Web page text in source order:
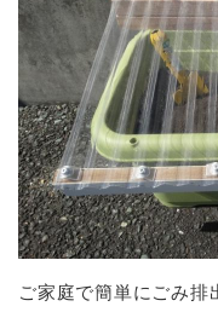
ご家庭で簡単にごみ排